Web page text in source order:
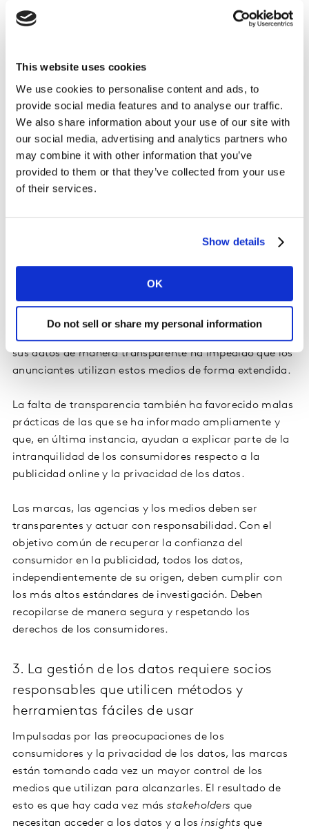
This website uses cookies
We use cookies to personalise content and ads, to
provide social media features and to analyse our traffic.
We also share information about your use of our site with
our social media, advertising and analytics partners who
may combine it with other information that you’ve
provided to them or that they’ve collected from your use
of their services.
Show details
OK
Do not sell or share my personal information
anuncios personalizados. Sin embargo, muchos
anunciantes han sugerido que en sus primeros
comprender las motivaciones del consumidor cuando
utilizan diferentes dispositivos o medios.
2. Sé transparente y actúa con
responsabilidad
solo proporcionan la mitad de la información a los
En muchos casos, los datos de comportamiento siguen
estando en jardines vallados, sin estar sujetos a
ninguna verificación, análisis o examen externo. La
sus datos de manera transparente ha impedido que los
anunciantes utilizan estos medios de forma extendida.
La falta de transparencia también ha favorecido malas
prácticas de las que se ha informado ampliamente y
que, en última instancia, ayudan a explicar parte de la
intranquilidad de los consumidores respecto a la
publicidad online y la privacidad de los datos.
Las marcas, las agencias y los medios deben ser
transparentes y actuar con responsabilidad. Con el
objetivo común de recuperar la confianza del
consumidor en la publicidad, todos los datos,
independientemente de su origen, deben cumplir con
los más altos estándares de investigación. Deben
recopilarse de manera segura y respetando los
derechos de los consumidores.
3. La gestión de los datos requiere socios
responsables que utilicen métodos y
herramientas fáciles de usar
Impulsadas por las preocupaciones de los
consumidores y la privacidad de los datos, las marcas
están tomando cada vez un mayor control de los
medios que utilizan para alcanzarles. El resultado de
esto es que hay cada vez más stakeholders que
necesitan acceder a los datos y a losinsights que